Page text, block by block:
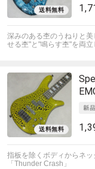
深みのある杢のうねりと
せる杢"と"鳴らす杢"を両立
指板を除くボディからネ
「Thunder Crash」